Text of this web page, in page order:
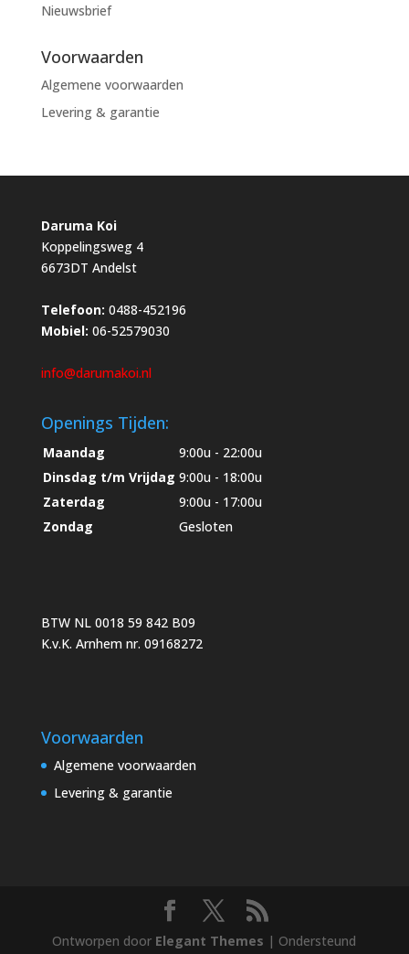
Nieuwsbrief
Voorwaarden
Algemene voorwaarden
Levering & garantie
Daruma Koi
Koppelingsweg 4
6673DT Andelst
Telefoon: 0488-452196
Mobiel: 06-52579030
info@darumakoi.nl
Openings Tijden:
Maandag
9:00u - 22:00u
Dinsdag t/m Vrijdag 9:00u - 18:00u
Zaterdag
9:00u - 17:00u
Zondag
Gesloten
BTW NL 0018 59 842 B09
K.v.K. Arnhem nr. 09168272
Voorwaarden
Algemene voorwaarden
Levering & garantie
Ontworpen door Elegant Themes | Ondersteund